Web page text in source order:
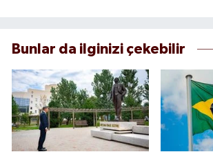
Bunlar da ilginizi çekebilir